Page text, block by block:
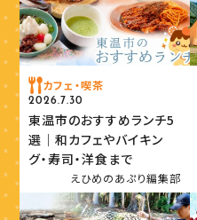
カフェ・喫茶
2026.7.30
東温市のおすすめランチ5
選｜和カフェやバイキン
グ・寿司・洋食まで
えひめのあぷり編集部